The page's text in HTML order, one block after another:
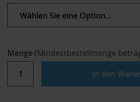
Menge (Mindestbestellmenge
In den